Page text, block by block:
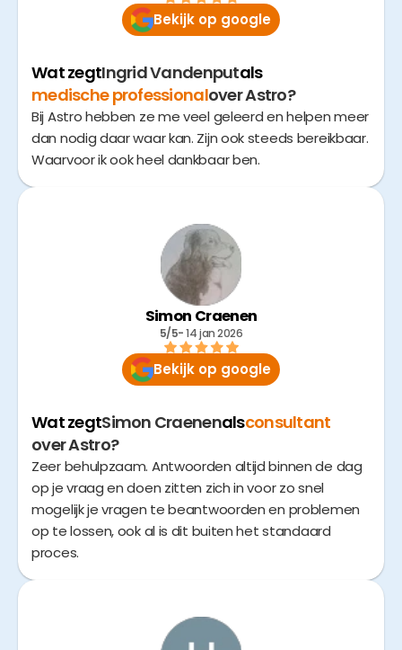
Bekijk op google
Wat zegtIngrid Vandenputals
medische professionalover Astro?
Bij Astro hebben ze me veel geleerd en helpen meer
dan nodig daar waar kan. Zijn ook steeds bereikbaar.
Waarvoor ik ook heel dankbaar ben.
Simon Craenen
5/5- 14 jan 2026
Bekijk op google
Wat zegtSimon Craenenalsconsultant
over Astro?
Zeer behulpzaam. Antwoorden altijd binnen de dag
op je vraag en doen zitten zich in voor zo snel
mogelijk je vragen te beantwoorden en problemen
op te lossen, ook al is dit buiten het standaard
proces.